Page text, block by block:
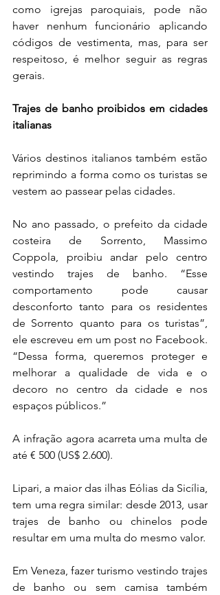
como igrejas paroquiais, pode não
haver nenhum funcionário aplicando
códigos de vestimenta, mas, para ser
respeitoso, é melhor seguir as regras
gerais.
Trajes de banho proibidos em cidades
italianas
Vários destinos italianos também estão
reprimindo a forma como os turistas se
vestem ao passear pelas cidades.
No ano passado, o prefeito da cidade
costeira de Sorrento, Massimo
Coppola, proibiu andar pelo centro
vestindo trajes de banho. “Esse
comportamento pode causar
desconforto tanto para os residentes
de Sorrento quanto para os turistas”,
ele escreveu em um post no Facebook.
“Dessa forma, queremos proteger e
melhorar a qualidade de vida e o
decoro no centro da cidade e nos
espaços públicos.”
A infração agora acarreta uma multa de
até € 500 (US$ 2.600).
Lipari, a maior das ilhas Eólias da Sicília,
tem uma regra similar: desde 2013, usar
trajes de banho ou chinelos pode
resultar em uma multa do mesmo valor.
Em Veneza, fazer turismo vestindo trajes
de banho ou sem camisa também